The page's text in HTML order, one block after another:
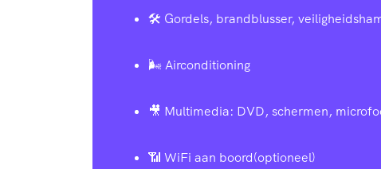
🛠️ Gordels, brandblusser,
🌬️ Airconditioning
🎥 Multimedia: DVD, schermen,
📶 WiFi aan boord(optioneel)